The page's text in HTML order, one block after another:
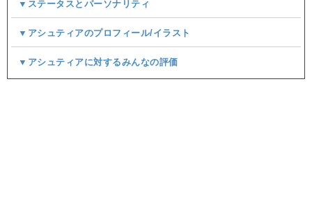
▼ステータスとパーソナリティ
▼アシュティアのプロフィール/イラスト
▼アシュティアに対するみんなの評価